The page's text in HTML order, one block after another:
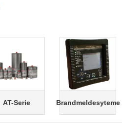
AT-Serie Brandmeldesyteme